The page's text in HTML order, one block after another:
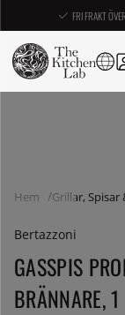
FRI FRAKT
Hem Grillar, Spisar
Bertazzoni
GASSPIS
BRÄNNARE,